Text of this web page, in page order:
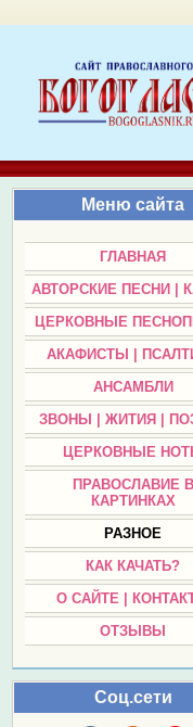
Меню сайта
ГЛАВНАЯ
АВТОРСКИЕ ПЕСНИ |
ЦЕРКОВНЫЕ
АКАФИСТЫ |
АНСАМБЛИ
ЗВОНЫ | ЖИТИЯ |
ЦЕРКОВНЫЕ
ПРАВОСЛАВИЕ В
КАРТИНКАХ
РАЗНОЕ
КАК КАЧАТЬ?
О САЙТЕ |
ОТЗЫВЫ
Соц.сети